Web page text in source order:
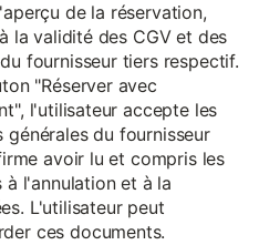
de la réservation,
la validité des CGV et des
fournisseur tiers respectif.
"Réserver avec
l'utilisateur accepte les
générales du fournisseur
avoir lu et compris les
l'annulation et à la
L'utilisateur peut
ces documents.